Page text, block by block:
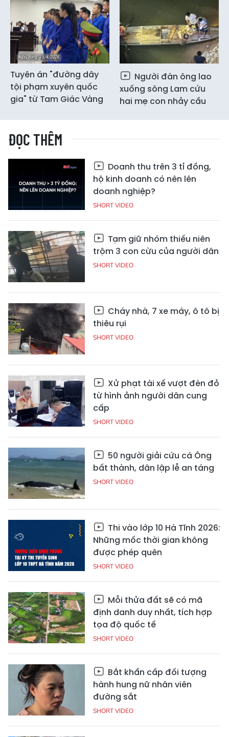
Tuyên án "đường dây
tội phạm xuyên quốc
gia" từ Tam Giác Vàng
Người đàn ông lao
xuống sông Lam cứu
hai mẹ con nhảy cầu
ĐỌC THÊM
Doanh thu trên 3 tỉ đồng,
hộ kinh doanh có nên lên
doanh nghiệp?
SHORT VIDEO
Tạm giữ nhóm thiếu niên
trộm 3 con cừu của người dân
SHORT VIDEO
Cháy nhà, 7 xe máy, ô tô bị
thiêu rụi
SHORT VIDEO
Xử phạt tài xế vượt đèn đỏ
từ hình ảnh người dân cung
cấp
SHORT VIDEO
50 người giải cứu cá Ông
bất thành, dân lập lễ an táng
SHORT VIDEO
Thi vào lớp 10 Hà Tĩnh 2026:
Những mốc thời gian không
được phép quên
SHORT VIDEO
Mỗi thửa đất sẽ có mã
định danh duy nhất, tích hợp
tọa độ quốc tế
SHORT VIDEO
Bắt khẩn cấp đối tượng
hành hung nữ nhân viên
đường sắt
SHORT VIDEO